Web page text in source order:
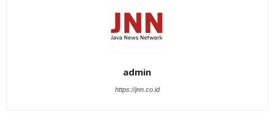
admin
https://jnn.co.id